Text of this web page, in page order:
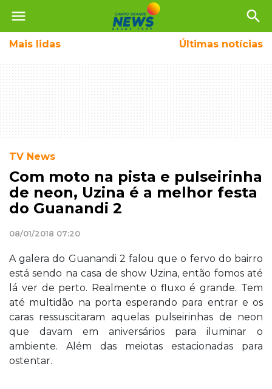
menu search
Mais lidas Últimas notícias
TV News
Com moto na pista e pulseirinha
de neon, Uzina é a melhor festa
do Guanandi 2
08/01/2018 07:20
A galera do Guanandi 2 falou que o fervo do bairro
está sendo na casa de show Uzina, então fomos até
lá ver de perto. Realmente o fluxo é grande. Tem
até multidão na porta esperando para entrar e os
caras ressuscitaram aquelas pulseirinhas de neon
que davam em aniversários para iluminar o
ambiente. Além das meiotas estacionadas para
ostentar.